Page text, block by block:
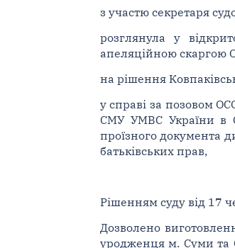
з участю секретаря
розглянула у
апеляційною скаргою
на рішення
у справі за позовом
СМУ УМВС України в
проїзного документа
батьківських прав,
Рішенням суду від 17
Дозволено
уродженця м. Суми та